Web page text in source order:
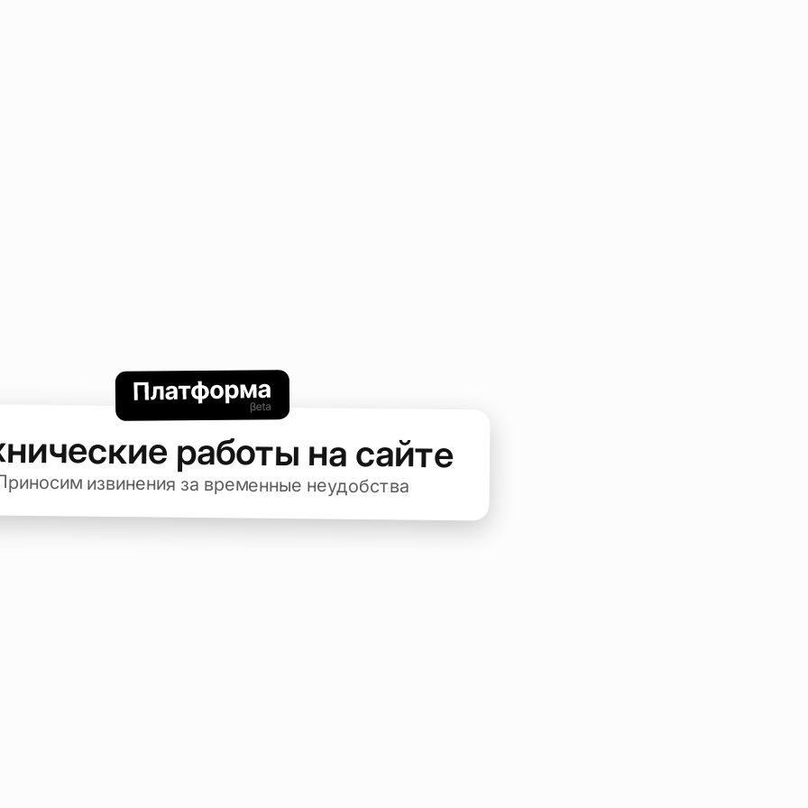
работы на сайте
извинения за временные неудобства